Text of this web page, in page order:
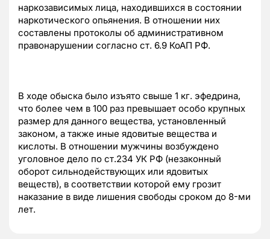
наркозависимых лица, находившихся в состоянии
наркотического опьянения. В отношении них
составлены протоколы об административном
правонарушении согласно ст. 6.9 КоАП РФ.
В ходе обыска было изъято свыше 1 кг. эфедрина,
что более чем в 100 раз превышает особо крупных
размер для данного вещества, установленный
законом, а также иные ядовитые вещества и
кислоты. В отношении мужчины возбуждено
уголовное дело по ст.234 УК РФ (незаконный
оборот сильнодействующих или ядовитых
веществ), в соответствии которой ему грозит
наказание в виде лишения свободы сроком до 8-ми
лет.